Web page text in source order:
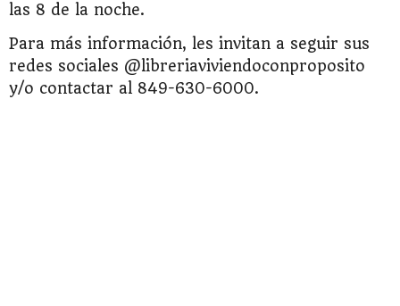
las 8 de la noche.
Para más información, les invitan a seguir sus
redes sociales @libreriaviviendoconproposito
y/o contactar al 849-630-6000.